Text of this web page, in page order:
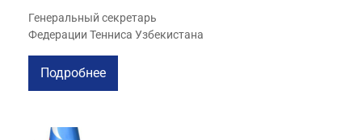
Генеральный секретарь
Федерации Тенниса Узбекистана
Подробнее